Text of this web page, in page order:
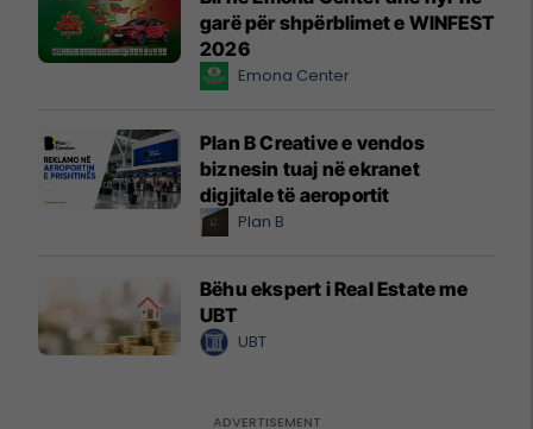
garë për shpërblimet e WINFEST
2026
Emona Center
Plan B Creative e vendos
biznesin tuaj në ekranet
digjitale të aeroportit
Plan B
Bëhu ekspert i Real Estate me
UBT
UBT